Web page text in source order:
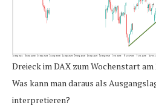
Dreieck im DAX zum Wochenstart am
Was kann man daraus als
interpretieren?